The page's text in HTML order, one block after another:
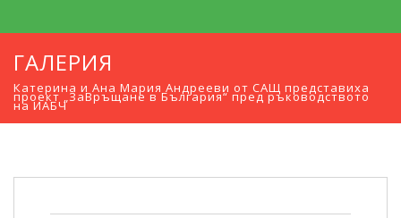
ГАЛЕРИЯ
Катерина и Ана Мария Андрееви от САЩ представиха
проект „ЗаВръщане в България“ пред ръководството
на ИАБЧ